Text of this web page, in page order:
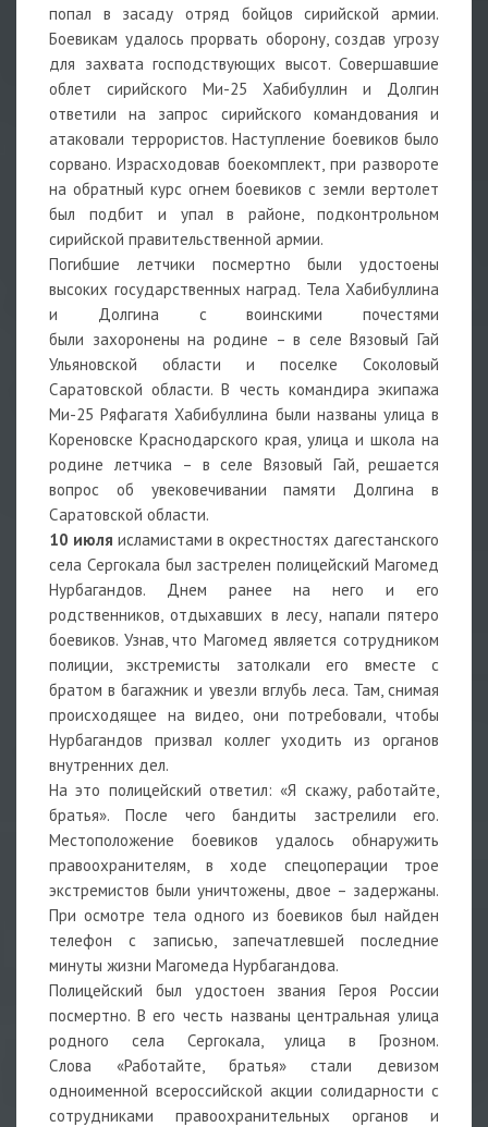
попал в засаду отряд бойцов сирийской армии.
Боевикам удалось прорвать оборону, создав угрозу
для захвата господствующих высот. Совершавшие
облет сирийского Ми-25 Хабибуллин и Долгин
ответили на запрос сирийского командования и
атаковали террористов. Наступление боевиков было
сорвано. Израсходовав боекомплект, при развороте
на обратный курс огнем боевиков с земли вертолет
был подбит и упал в районе, подконтрольном
сирийской правительственной армии.
Погибшие летчики посмертно были удостоены
высоких государственных наград. Тела Хабибуллина
и Долгина с воинскими почестями
были захоронены на родине – в селе Вязовый Гай
Ульяновской области и поселке Соколовый
Саратовской области. В честь командира экипажа
Ми-25 Ряфагатя Хабибуллина были названы улица в
Кореновске Краснодарского края, улица и школа на
родине летчика – в селе Вязовый Гай, решается
вопрос об увековечивании памяти Долгина в
Саратовской области.
10 июля исламистами в окрестностях дагестанского
села Сергокала был застрелен полицейский Магомед
Нурбагандов. Днем ранее на него и его
родственников, отдыхавших в лесу, напали пятеро
боевиков. Узнав, что Магомед является сотрудником
полиции, экстремисты затолкали его вместе с
братом в багажник и увезли вглубь леса. Там, снимая
происходящее на видео, они потребовали, чтобы
Нурбагандов призвал коллег уходить из органов
внутренних дел.
На это полицейский ответил: «Я скажу, работайте,
братья». После чего бандиты застрелили его.
Местоположение боевиков удалось обнаружить
правоохранителям, в ходе спецоперации трое
экстремистов были уничтожены, двое – задержаны.
При осмотре тела одного из боевиков был найден
телефон с записью, запечатлевшей последние
минуты жизни Магомеда Нурбагандова.
Полицейский был удостоен звания Героя России
посмертно. В его честь названы центральная улица
родного села Сергокала, улица в Грозном.
Слова «Работайте, братья» стали девизом
одноименной всероссийской акции солидарности с
сотрудниками правоохранительных органов и